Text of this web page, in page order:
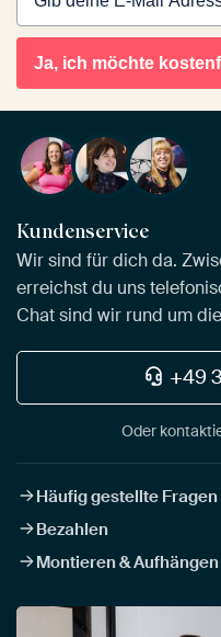
Ja, ich möchte
Kundenservice
Wir sind für dich da.
erreichst du uns
Chat sind wir rund um
+49
Oder
Häufig gestellte Fragen
Bezahlen
Montieren & Aufhängen